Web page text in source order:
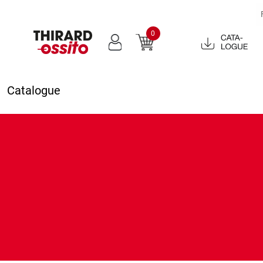
0
Catalogue
2022
Catalogue